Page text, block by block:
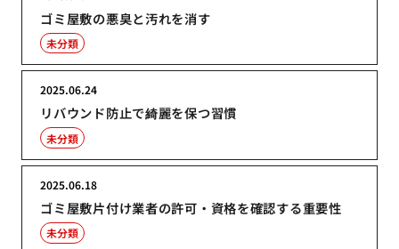
ゴミ屋敷の悪臭と汚れを消す
未分類
リバウンド防止で綺麗を保つ習慣
2025.06.24
未分類
ゴミ屋敷片付け業者の許可・資格を確認する重要性
2025.06.18
未分類